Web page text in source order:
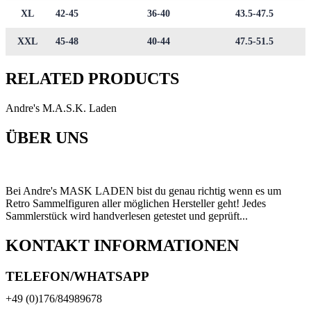
XL 42-45 36-40 43.5-47.5
XXL 45-48 40-44 47.5-51.5
RELATED PRODUCTS
Andre's M.A.S.K. Laden
ÜBER UNS
Bei Andre's MASK LADEN bist du genau richtig wenn es um
Retro Sammelfiguren aller möglichen Hersteller geht! Jedes
Sammlerstück wird handverlesen getestet und geprüft...
KONTAKT INFORMATIONEN
TELEFON/WHATSAPP
+49 (0)176/84989678